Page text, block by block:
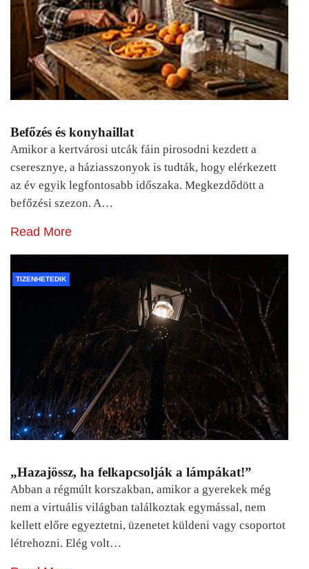
Befőzés és konyhaillat
Amikor a kertvárosi utcák fáin pirosodni kezdett a
cseresznye, a háziasszonyok is tudták, hogy elérkezett
az év egyik legfontosabb időszaka. Megkezdődött a
befőzési szezon. A…
Read More
TIZENHETEDIK
„Hazajössz, ha felkapcsolják a lámpákat!”
Abban a régmúlt korszakban, amikor a gyerekek még
nem a virtuális világban találkoztak egymással, nem
kellett előre egyeztetni, üzenetet küldeni vagy csoportot
létrehozni. Elég volt…